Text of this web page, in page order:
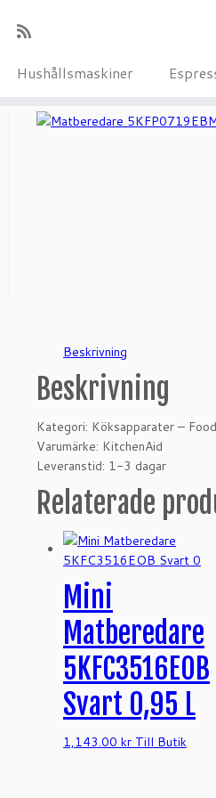
Hushållsmaskiner
Beskrivning
Beskrivning
Kategori: Köksapparater –
Varumärke: KitchenAid
Leveranstid: 1-3 dagar
Relaterade
Mini
Matberedare
5KFC3516EOB
Svart 0,95 L
1,143.00 kr Till Butik